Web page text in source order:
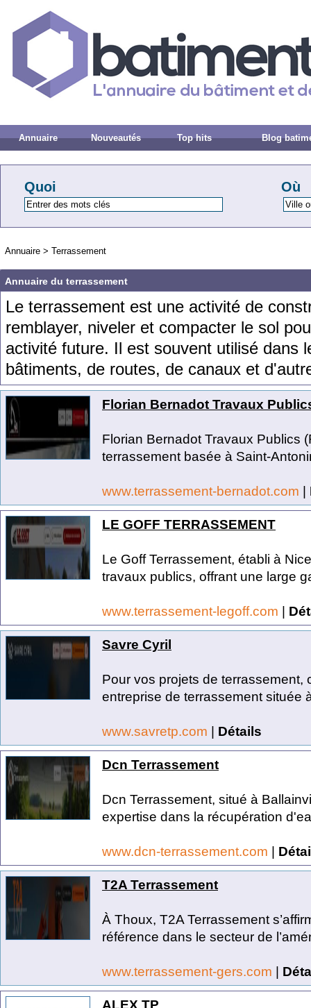
Annuaire Nouveautés Top hits Blog
Quoi Où
Annuaire > Terrassement
Annuaire du terrassement
Le terrassement est une activité de
remblayer, niveler et compacter le sol
activité future. Il est souvent utilisé dans
bâtiments, de routes, de canaux et d'aut
Florian Bernadot Travaux
Florian Bernadot Travaux Publics
terrassement basée à Saint-
www.terrassement-bernadot.com |
LE GOFF TERRASSEMENT
Le Goff Terrassement, établi à
travaux publics, offrant une large
www.terrassement-legoff.com |
Savre Cyril
Pour vos projets de terrassement,
entreprise de terrassement située
www.savretp.com | Détails
Dcn Terrassement
Dcn Terrassement, situé à
expertise dans la récupération
www.dcn-terrassement.com |
T2A Terrassement
À Thoux, T2A Terrassement
référence dans le secteur de
www.terrassement-gers.com |
ALEX TP